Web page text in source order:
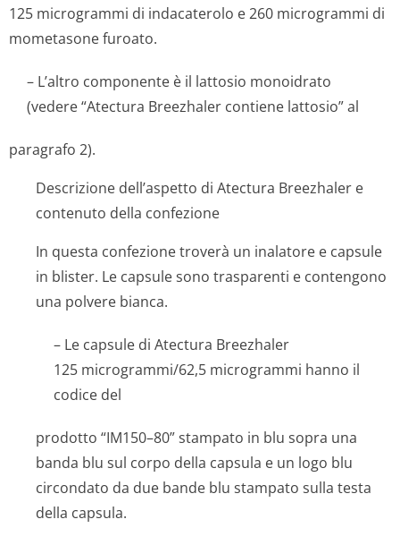
125 microgrammi di indacaterolo e 260 microgrammi di
mometasone furoato.
– L’altro componente è il lattosio monoidrato
(vedere “Atectura Breezhaler contiene lattosio” al
paragrafo 2).
Descrizione dell’aspetto di Atectura Breezhaler e
contenuto della confezione
In questa confezione troverà un inalatore e capsule
in blister. Le capsule sono trasparenti e contengono
una polvere bianca.
– Le capsule di Atectura Breezhaler
125 microgram­mi/62,5 micro­grammi hanno il
codice del
prodotto “IM150–80” stampato in blu sopra una
banda blu sul corpo della capsula e un logo blu
circondato da due bande blu stampato sulla testa
della capsula.